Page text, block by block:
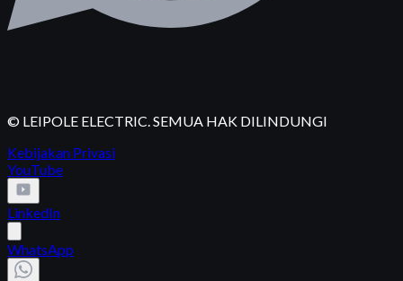
© LEIPOLE ELECTRIC. SEMUA HAK DILINDUNGI
Kebijakan Privasi
YouTube
LinkedIn
WhatsApp